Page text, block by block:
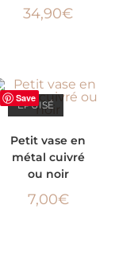
34,90€
Save
ÉPUISÉ
OPTIONS
Petit vase en
métal cuivré
ou noir
7,00€